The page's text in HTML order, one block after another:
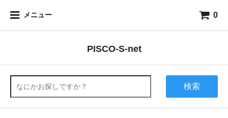
メニュー 0
PISCO-S-net
検索